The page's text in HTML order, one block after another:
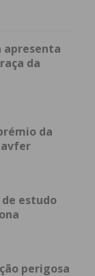
é nestes
fazem
os
e são
as lojas
dos
apresenta
da
da
estudo
perigosa